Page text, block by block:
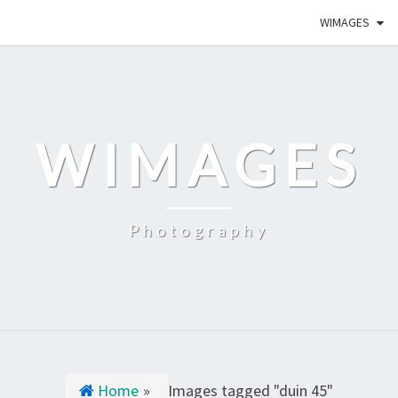
WIMAGES
WIMAGES
Photography
Home » Images tagged "duin 45"